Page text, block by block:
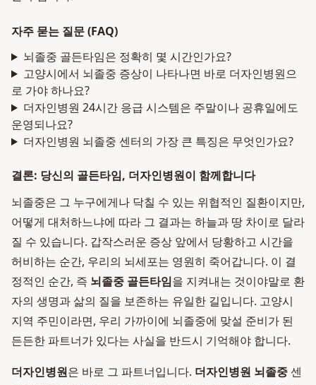
자주 묻는 질문 (FAQ)
뇌졸중 골든타임은 정확히 몇 시간인가요?
고양시에서 뇌졸중 증상이 나타나면 바로 더자인병원으
로 가야 하나요?
더자인병원 24시간 응급 시스템은 주말이나 공휴일에도
운영되나요?
더자인병원 뇌졸중 센터의 가장 큰 특징은 무엇인가요?
결론: 당신의 골든타임, 더자인병원이 함께합니다
뇌졸중은 그 누구에게나 닥칠 수 있는 위협적인 질환이지만,
어떻게 대처하느냐에 따라 그 결과는 하늘과 땅 차이로 달라
질 수 있습니다. 갑작스러운 증상 앞에서 당황하고 시간을
허비하는 순간, 우리의 뇌세포는 영원히 죽어갑니다. 이 결
정적인 순간, 즉 뇌졸중 골든타임을 지켜내는 것이야말로 환
자의 생명과 삶의 질을 보존하는 유일한 길입니다. 고양시
지역 주민이라면, 우리 가까이에 뇌졸중에 맞설 준비가 된
든든한 파트너가 있다는 사실을 반드시 기억해야 합니다.
더자인병원은 바로 그 파트너입니다. 더자인병원 뇌졸중센